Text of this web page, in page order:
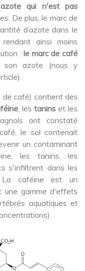
azote qui n'est pas
De plus, le marc de
d’azote dans le
ainsi moins
:le marc de café
son azote (nous y
de café) contient des
, lestanins et les
ont constaté
le sol contenait
un contaminant
les tanins, les
s'infiltrent dans les
caféine est un
une gamme d'effets
aquatiques et